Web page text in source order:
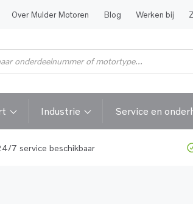
Over Mulder Motoren Blog Werken bij
Industrie Service en
7 service beschikbaar